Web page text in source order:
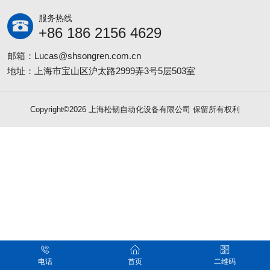
服务热线
+86 186 2156 4629
邮箱：Lucas@shsongren.com.cn
地址：上海市宝山区沪太路2999弄3号5层503室
Copyright©2026 上海松韧自动化设备有限公司 保留所有权利
电话 首页 二维码